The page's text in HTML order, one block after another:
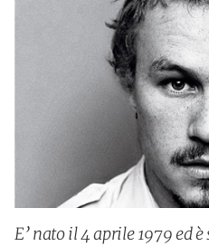
E’ nato il 4 aprile 1979 ed